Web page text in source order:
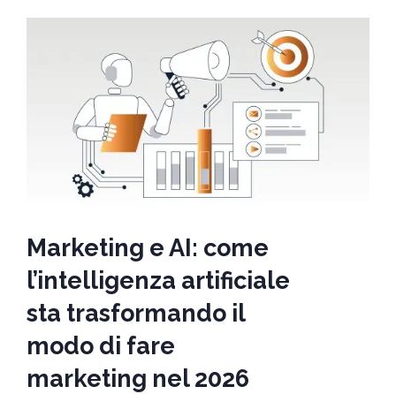
Marketing e AI: come
l’intelligenza artificiale
sta trasformando il
modo di fare
marketing nel 2026